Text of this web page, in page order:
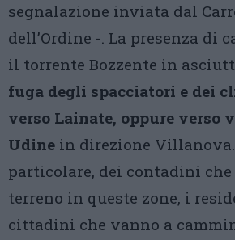
segnalazione inviata dal
dell’Ordine -. La presenza di
il torrente Bozzente in
fuga degli spacciatori e dei
verso Lainate, oppure verso
Udine in direzione
particolare, dei contadini
terreno in queste zone, i
cittadini che vanno a